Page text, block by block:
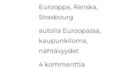
Kategoriat
Eurooppa, Ranska,
Strasbourg
Avainsanat
autolla Euroopassa,
kaupunkiloma,
nähtävyydet
4 kommenttia